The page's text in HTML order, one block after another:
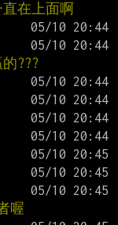
在上面啊
???
喔